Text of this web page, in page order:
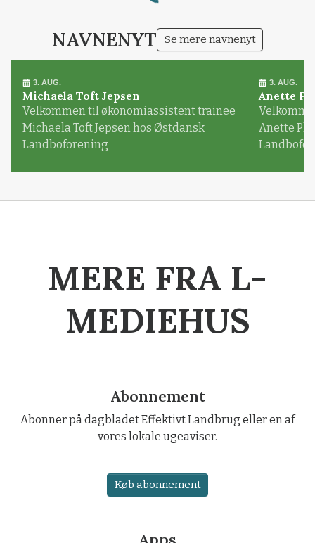
NAVNENYT Se mere navnenyt
3. AUG.
Michaela Toft Jepsen
Velkommen til økonomiassistent trainee
Michaela Toft Jepsen hos Østdansk
Landboforening
3. AUG.
Anette
Anette
MERE FRA L-
MEDIEHUS
Abonnement
Abonner på dagbladet Effektivt Landbrug eller en af
vores lokale ugeaviser.
Køb abonnement